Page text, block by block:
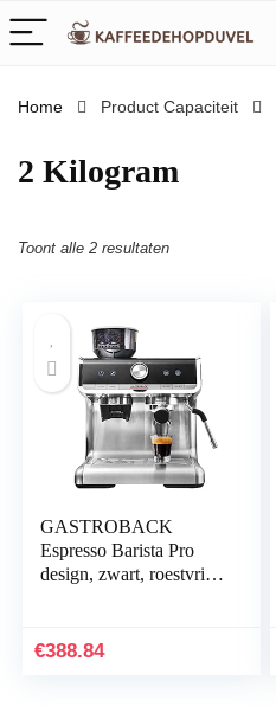
Home Product Capaciteit
‎2 Kilogram
Toont alle 2 resultaten
GASTROBACK
Espresso Barista Pro
design, zwart, roestvrij
€388.84